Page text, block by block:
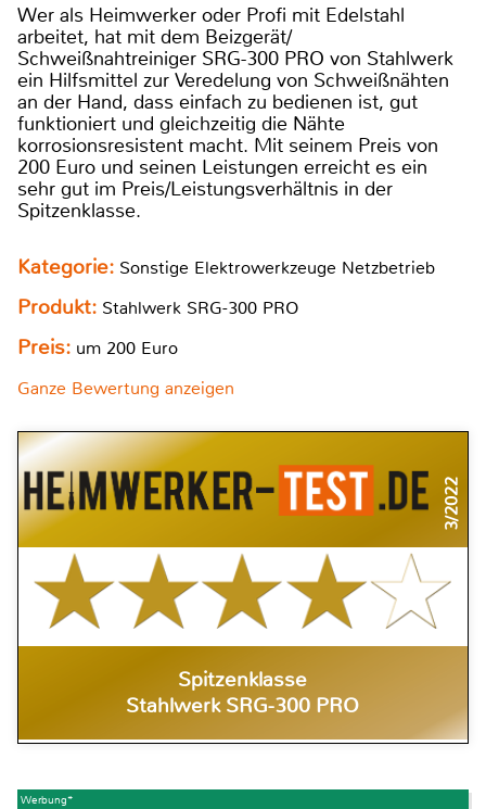
Wer als Heimwerker oder Profi mit Edelstahl
arbeitet, hat mit dem Beizgerät/
Schweißnahtreiniger SRG-300 PRO von Stahlwerk
ein Hilfsmittel zur Veredelung von Schweißnähten
an der Hand, dass einfach zu bedienen ist, gut
funktioniert und gleichzeitig die Nähte
korrosionsresistent macht. Mit seinem Preis von
200 Euro und seinen Leistungen erreicht es ein
sehr gut im Preis/Leistungsverhältnis in der
Spitzenklasse.
Kategorie: Sonstige Elektrowerkzeuge Netzbetrieb
Produkt: Stahlwerk SRG-300 PRO
Preis: um 200 Euro
Ganze Bewertung anzeigen
3/2022
Spitzenklasse
Stahlwerk SRG-300 PRO
Werbung*